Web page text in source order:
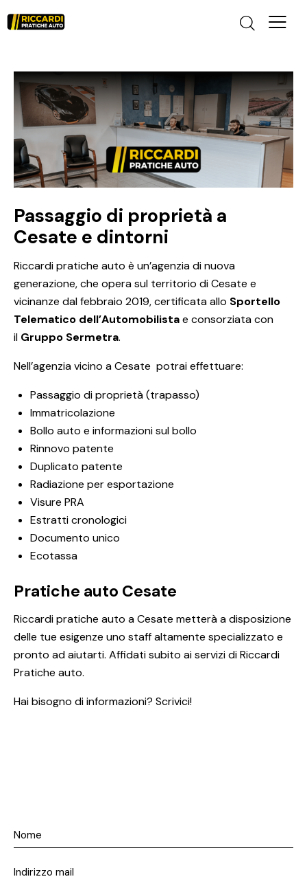
Passaggio di proprietà a
Cesate e dintorni
Riccardi pratiche auto è un’agenzia di nuova
generazione, che opera sul territorio di Cesate e
vicinanze dal febbraio 2019, certificata allo Sportello
Telematico dell’Automobilistae consorziata con
il Gruppo Sermetra.
Nell’agenzia vicino a Cesate potrai effettuare:
Passaggio di proprietà (trapasso)
Immatricolazione
Bollo auto e informazioni sul bollo
Rinnovo patente
Duplicato patente
Radiazione per esportazione
Visure PRA
Estratti cronologici
Documento unico
Ecotassa
Pratiche auto Cesate
Riccardi pratiche auto a Cesate metterà a disposizione
delle tue esigenze uno staff altamente specializzato e
pronto ad aiutarti. Affidati subito ai servizi di Riccardi
Pratiche auto.
Hai bisogno di informazioni? Scrivici!